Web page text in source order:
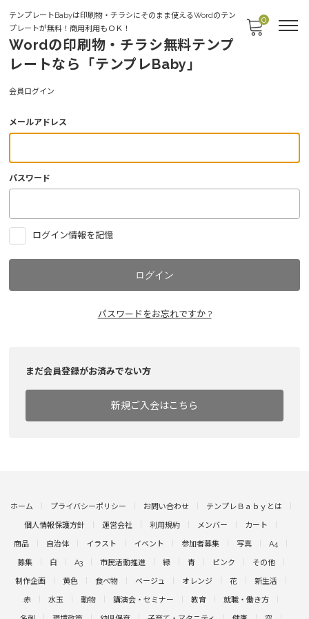
テンプレートBabyは印刷物・チラシにそのまま使えるWordのテン
プレートが無料！商用利用もＯＫ！
Wordの印刷物・チラシ無料テンプ
レートなら「テンプレBaby」
0
Login
会員ログイン
メールアドレス
パスワード
ログイン情報を記憶
パスワードをお忘れですか ?
まだ会員登録がお済みでない方
新規ご入会はこちら
ホーム プライバシーポリシー お問い合わせ テンプレＢａｂｙとは
個人情報保護方針 運営会社 利用規約 メンバー カート
商品 自治体 イラスト イベント 参加者募集 写真 A4
募集 白 A3 市民活動推進 緑 青 ピンク その他
制作企画 黄色 食べ物 ベージュ オレンジ 花 新生活
赤 水玉 動物 講演会・セミナー 教育 就職・働き方